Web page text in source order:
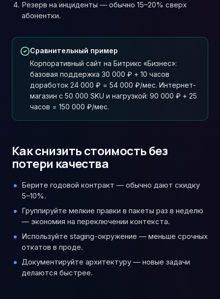
Резерв на инциденты — обычно 15–20% сверх
абонентки.
Сравнительный пример
Корпоративный сайт на Битрикс «Бизнес»:
базовая поддержка 30 000 ₽ + 10 часов
доработок 24 000 ₽ = 54 000 ₽/мес. Интернет-
магазин с 50 000 SKU и нагрузкой: 90 000 ₽ + 25
часов = 150 000 ₽/мес.
Как снизить стоимость без
потери качества
Берите годовой контракт — обычно дают скидку
5–10%.
Группируйте мелкие правки в пакеты раз в неделю
— экономия на переключении контекста.
Используйте staging-окружение — меньше срочных
откатов в проде.
Документируйте архитектуру — новые задачи
делаются быстрее.